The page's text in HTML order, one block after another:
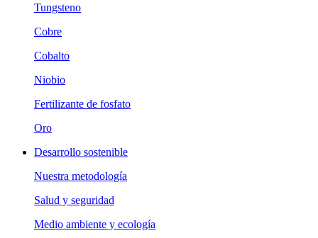
Tungsteno
Cobre
Cobalto
Niobio
Fertilizante de fosfato
Oro
Desarrollo sostenible
Nuestra metodología
Salud y seguridad
Medio ambiente y ecología